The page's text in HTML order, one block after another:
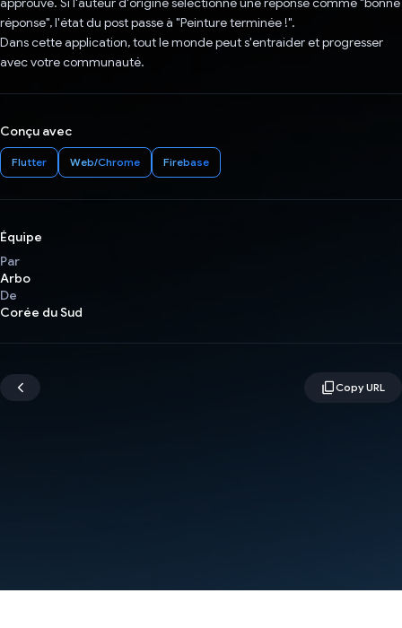
réponse", l'état du post passe à "Peinture terminée !".
Dans cette application, tout le monde peut s'entraider et progresser
avec votre communauté.
Conçu avec
Flutter Web/Chrome Firebase
Équipe
Par
Arbo
De
Corée du Sud